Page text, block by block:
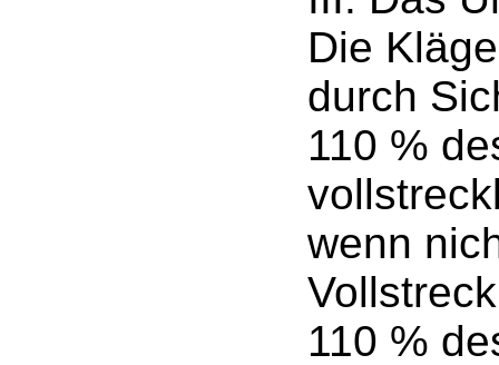
Die
durch
110 %
wenn
110 %